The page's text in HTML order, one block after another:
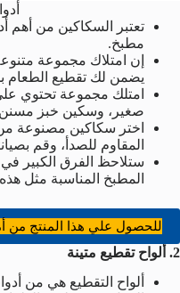
تعتبر السكاكين من أهم
مطبخ.
إن امتلاك مجموعة
يضمن لك تقطيع الطعام
امتلك مجموعة تحتوي
صغير، وسكين خبز
اختر سكاكين مصنوعة من
المقاوم للصدأ، وقم
ستلاحظ الفرق الكبير
المطبخ المناسبة مثل
للحصول علي هذا المنتج من أمازون
2. ألواح تقطيع متينة
ألواح التقطيع هي من